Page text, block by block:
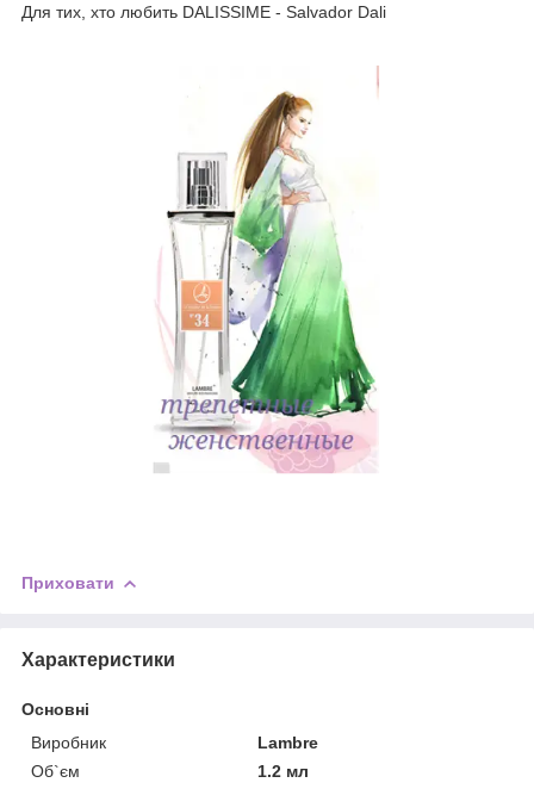
Для тих, хто любить DALISSIME - Salvador Dali
Приховати
Характеристики
Основні
Виробник
Lambre
Об`єм
1.2 мл